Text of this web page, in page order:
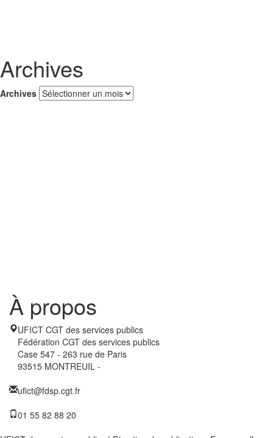
Archives
Archives
À propos
UFICT CGT des services publics
Fédération CGT des services publics
Case 547 - 263 rue de Paris
93515 MONTREUIL -
ufict@fdsp.cgt.fr
01 55 82 88 20